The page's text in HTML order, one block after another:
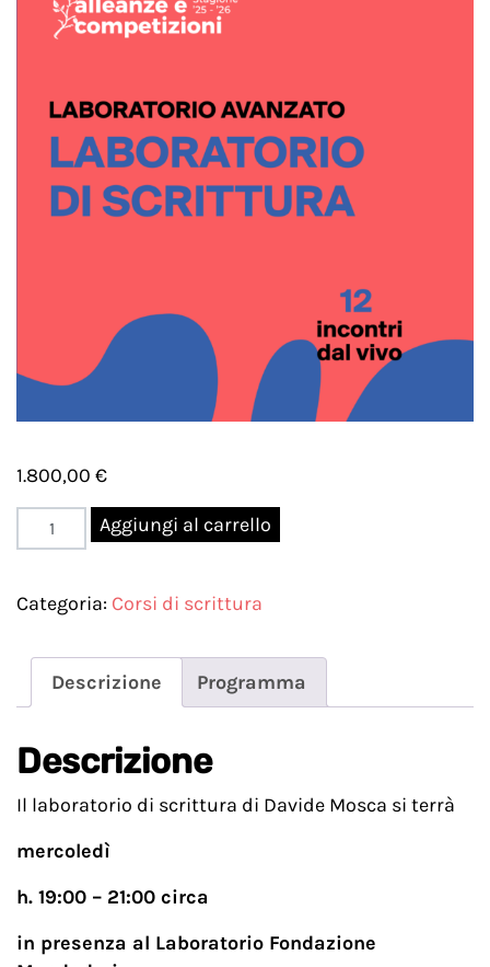
1.800,00 €
Laboratorio
di
|
Davide
quantità
Aggiungi al carrello
Categoria: Corsi di scrittura
Descrizione Programma
Descrizione
Il laboratorio di scrittura di Davide Mosca si terrà
mercoledì
h. 19:00 – 21:00 circa
in presenza al Laboratorio Fondazione